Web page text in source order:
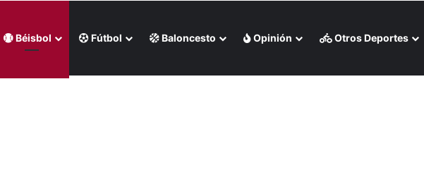
Béisbol Fútbol Baloncesto Opinión Otros Deportes